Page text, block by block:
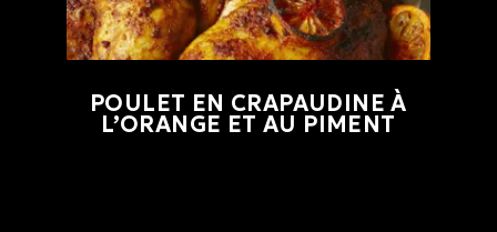
POULET EN CRAPAUDINE À
L’ORANGE ET AU PIMENT